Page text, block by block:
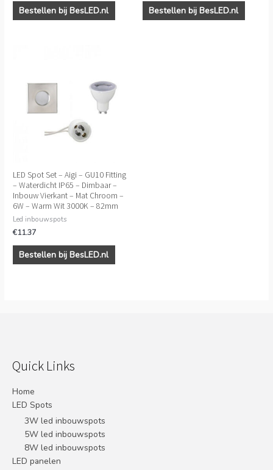
Bestellen bij BesLED.nl Bestellen bij BesLED.nl
LED Spot Set – Aigi – GU10 Fitting
– Waterdicht IP65 – Dimbaar –
Inbouw Vierkant – Mat Chroom –
6W – Warm Wit 3000K – 82mm
Led inbouwspots
€11.37
Bestellen bij BesLED.nl
Quick Links
Home
LED Spots
3W led inbouwspots
5W led inbouwspots
8W led inbouwspots
LED panelen